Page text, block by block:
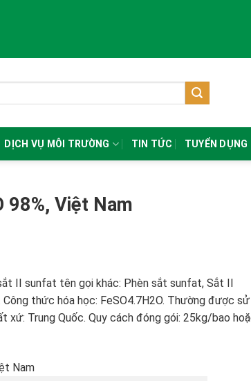
DỊCH VỤ MÔI TRƯỜNG TIN TỨC TUYỂN DỤNG
98%, Việt Nam
II sunfat tên gọi khác: Phèn sắt sunfat, Sắt II
thức hóa học: FeSO4.7H2O. Thường được sử
Trung Quốc. Quy cách đóng gói: 25kg/bao